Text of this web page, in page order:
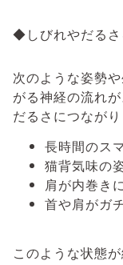
◆しびれやだるさ
次のような姿勢
がる神経の流れ
だるさにつながり
長時間のス
猫背気味の
肩が内巻き
首や肩がガ
このような状態